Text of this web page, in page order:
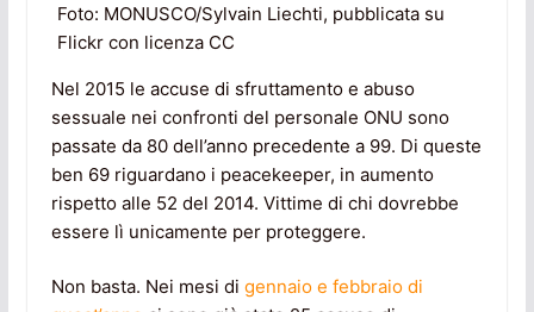
Foto: MONUSCO/Sylvain Liechti, pubblicata su
Flickr con licenza CC
Nel 2015 le accuse di sfruttamento e abuso
sessuale nei confronti del personale ONU sono
passate da 80 dell’anno precedente a 99. Di queste
ben 69 riguardano i peacekeeper, in aumento
rispetto alle 52 del 2014. Vittime di chi dovrebbe
essere lì unicamente per proteggere.
Non basta. Nei mesi di gennaio e febbraio di